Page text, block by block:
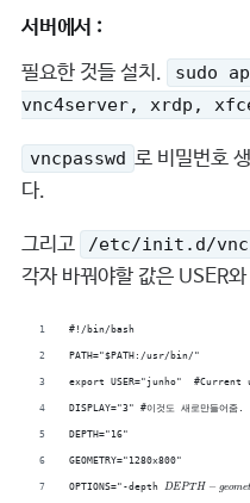
서버에서 :
필요한 것들 설치.
sudo
vnc4server, xrdp,
vncpasswd 로 비밀번호
다.
그리고 /etc/init.d/
각자 바꿔야할 값은 USER
#!/bin/bash
PATH="$PATH:/usr/bin/"
export USER="junho"  #Current
DISPLAY="3" #이것도 새로만들어줌.
DEPTH="16"
GEOMETRY="1280x800"
OPTIONS="-depth DEPTH − geomet
DEP TH−ge